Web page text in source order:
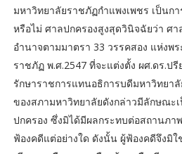
มหาวิทยาลัยราชภัฏกำแพงเพชร เป็นก
หรือไม่ ศาลปกครองสูงสุดวินิจฉัยว่า ศ
อำนาจตามมาตรา 33 วรรคสอง แห่ง
ราชภัฏ พ.ศ.2547 ที่จะแต่งตั้ง ผศ.ดร.ป
รักษาราชการแทนอธิการบดีมหาวิทยา
ของสภามหาวิทยาลัยดังกล่าวมีลักษณะ
ปกครอง ซึ่งมิได้มีผลกระทบต่อสถานภ
ฟ้องคดีแต่อย่างใด ดังนั้น ผู้ฟ้องคดีจึงมิ